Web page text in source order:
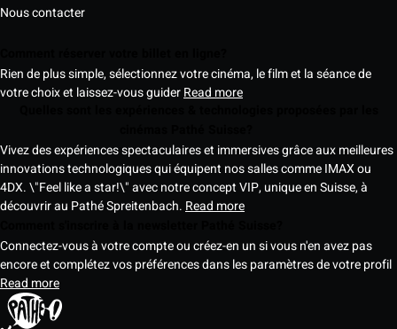
Nous contacter
Rien de plus simple, sélectionnez votre cinéma, le film et la séance de
votre choix et laissez-vous guiderRead more
Vivez des expériences spectaculaires et immersives grâce aux meilleures
innovations technologiques qui équipent nos salles comme IMAX ou
4DX. \"Feel like a star!\" avec notre concept VIP, unique en Suisse, à
découvrir au Pathé Spreitenbach. Read more
Connectez-vous à votre compte ou créez-en un si vous n'en avez pas
encore et complétez vos préférences dans les paramètres de votre profil
Read more